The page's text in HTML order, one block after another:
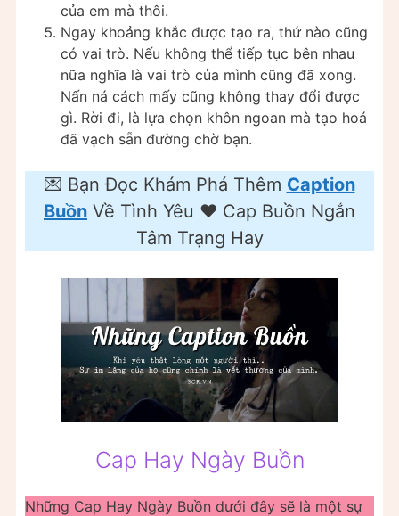
của em mà thôi.
Ngay khoảng khắc được tạo ra, thứ nào cũng
có vai trò. Nếu không thể tiếp tục bên nhau
nữa nghĩa là vai trò của mình cũng đã xong.
Nấn ná cách mấy cũng không thay đổi được
gì. Rời đi, là lựa chọn khôn ngoan mà tạo hoá
đã vạch sẵn đường chờ bạn.
💌 Bạn Đọc Khám Phá Thêm Caption
Buồn Về Tình Yêu ❤️ Cap Buồn Ngắn
Tâm Trạng Hay
Cap Hay Ngày Buồn
Những Cap Hay Ngày Buồn dưới đây sẽ là một sự